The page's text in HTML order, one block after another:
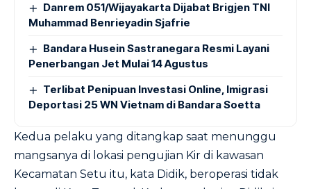
Danrem 051/Wijayakarta Dijabat Brigjen TNI
Muhammad Benrieyadin Sjafrie
Bandara Husein Sastranegara Resmi Layani
Penerbangan Jet Mulai 14 Agustus
Terlibat Penipuan Investasi Online, Imigrasi
Deportasi 25 WN Vietnam di Bandara Soetta
Kedua pelaku yang ditangkap saat menunggu
mangsanya di lokasi pengujian Kir di kawasan
Kecamatan Setu itu, kata Didik, beroperasi tidak